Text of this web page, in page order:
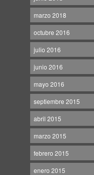
marzo 2018
octubre 2016
julio 2016
junio 2016
mayo 2016
septiembre 2015
abril 2015
marzo 2015
febrero 2015
enero 2015